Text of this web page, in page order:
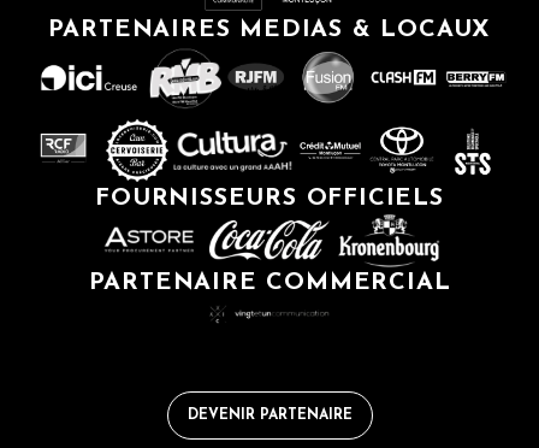
PARTENAIRES MEDIAS & LOCAUX
FOURNISSEURS OFFICIELS
PARTENAIRE COMMERCIAL
DEVENIR PARTENAIRE